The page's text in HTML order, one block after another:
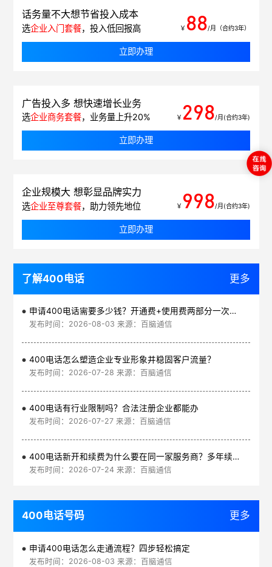
话务量不大想节省投入成本
选企业入门套餐，投入低回报高 ￥ 88/月（合约3年）
立即办理
广告投入多 想快速增长业务
选企业商务套餐，业务量上升20% ￥ 298/月(合约3年)
立即办理
企业规模大 想彰显品牌实力
选企业至尊套餐，助力领先地位 ￥ 998/月(合约3年)
立即办理
了解400电话 更多
申请400电话需要多少钱？开通费+使用费两部分一次讲清
发布时间：2026-08-03 来源：百脑通信
400电话怎么塑造企业专业形象并稳固客户流量？
发布时间：2026-07-28 来源：百脑通信
400电话有行业限制吗？合法注册企业都能办
发布时间：2026-07-27 来源：百脑通信
400电话新开和续费为什么要在同一家服务商？多年续费更划算
发布时间：2026-07-24 来源：百脑通信
400电话号码 更多
申请400电话怎么走通流程？四步轻松搞定
发布时间：2026-08-03 来源：百脑通信